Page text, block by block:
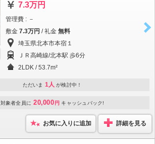
7.3万円
管理費 : －
敷金 7.3万円 / 礼金 無料
埼玉県北本市本宿１
ＪＲ高崎線/北本駅 歩6分
2LDK / 53.7m²
ただいま 1人 が検討中！
対象者全員に 20,000 円 キャッシュバック!
お気に入りに追加 詳細を見る